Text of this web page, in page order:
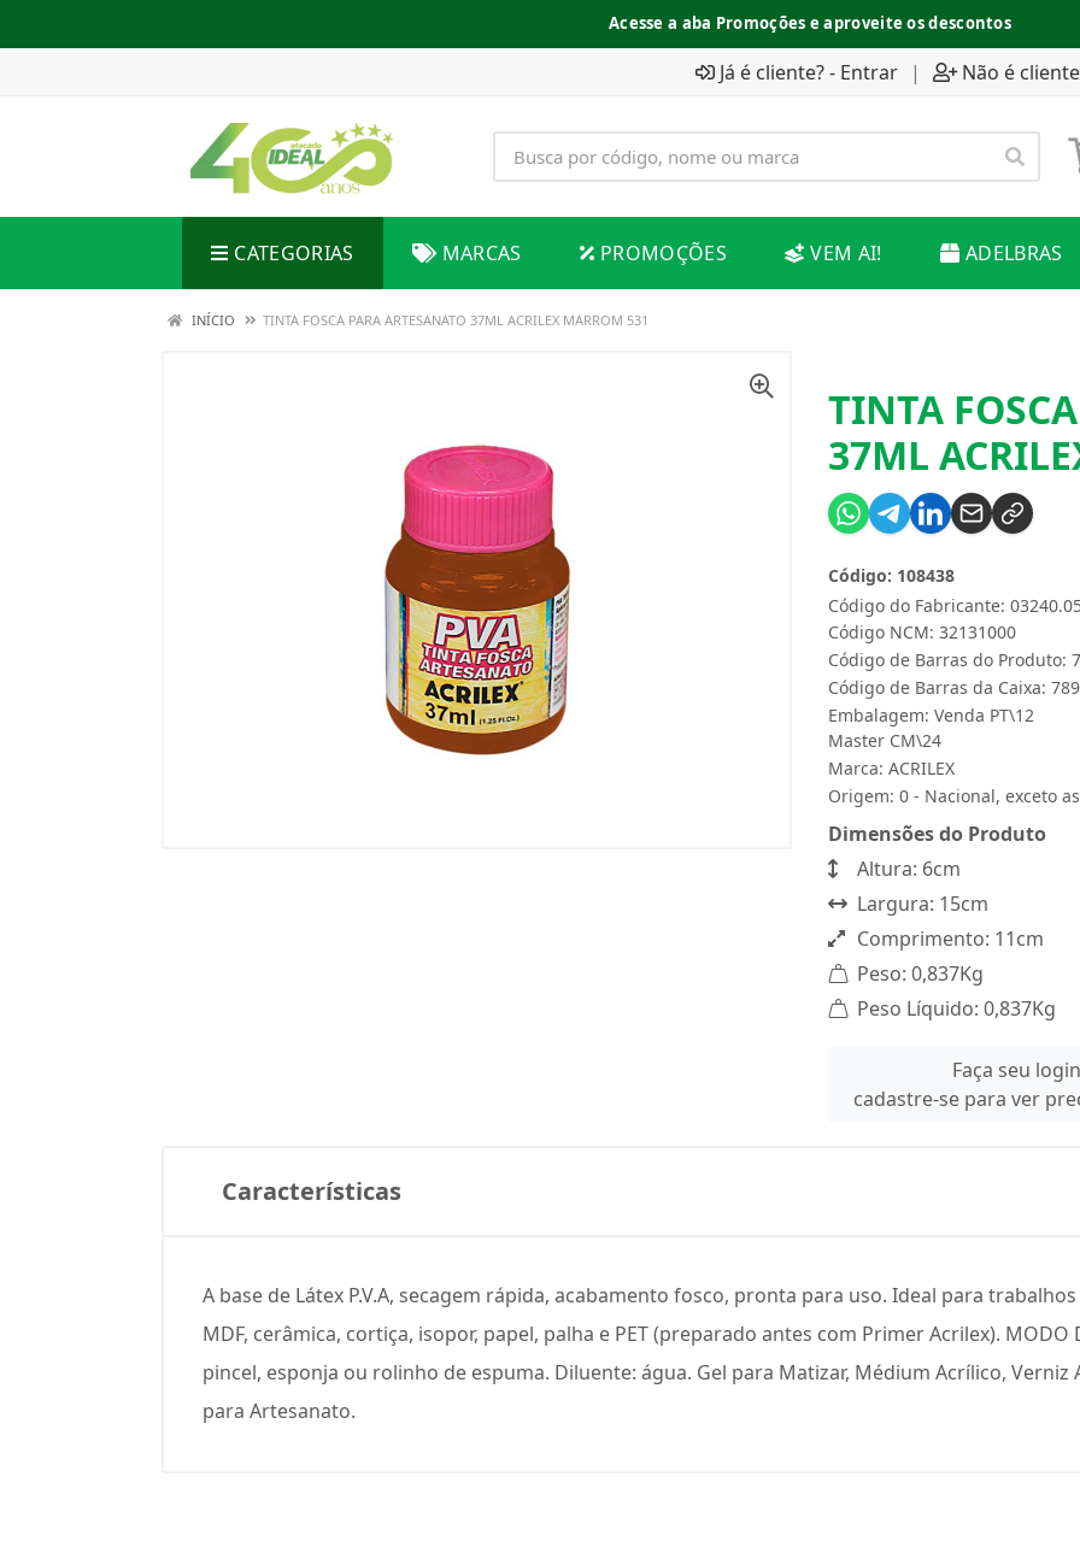
Acesse a aba Promoções e aproveite os descontos
Já é cliente? - Entrar | Não é
CATEGORIAS MARCAS PROMOÇÕES VEM AI! ADELBRAS
INÍCIO TINTA FOSCA PARA ARTESANATO 37ML ACRILEX MARROM 531
TINTA
37ML
Código do Fabricante:
Código: 108438
Código NCM: 32131000
Código de Barras do Produto:
Código de Barras da Caixa:
Embalagem: Venda PT\12
Master CM\24
Marca: ACRILEX
Origem: 0 - Nacional, exceto
Dimensões do Produto
Altura: 6cm
Largura: 15cm
Comprimento: 11cm
Peso: 0,837Kg
Peso Líquido: 0,837Kg
Faça seu
cadastre-se para ver
Características
A base de Látex P.V.A, secagem rápida, acabamento fosco, pronta para uso. Ideal para
MDF, cerâmica, cortiça, isopor, papel, palha e PET (preparado antes com Primer Acrilex). MODO
pincel, esponja ou rolinho de espuma. Diluente: água. Gel para Matizar, Médium Acrílico, Verniz
para Artesanato.